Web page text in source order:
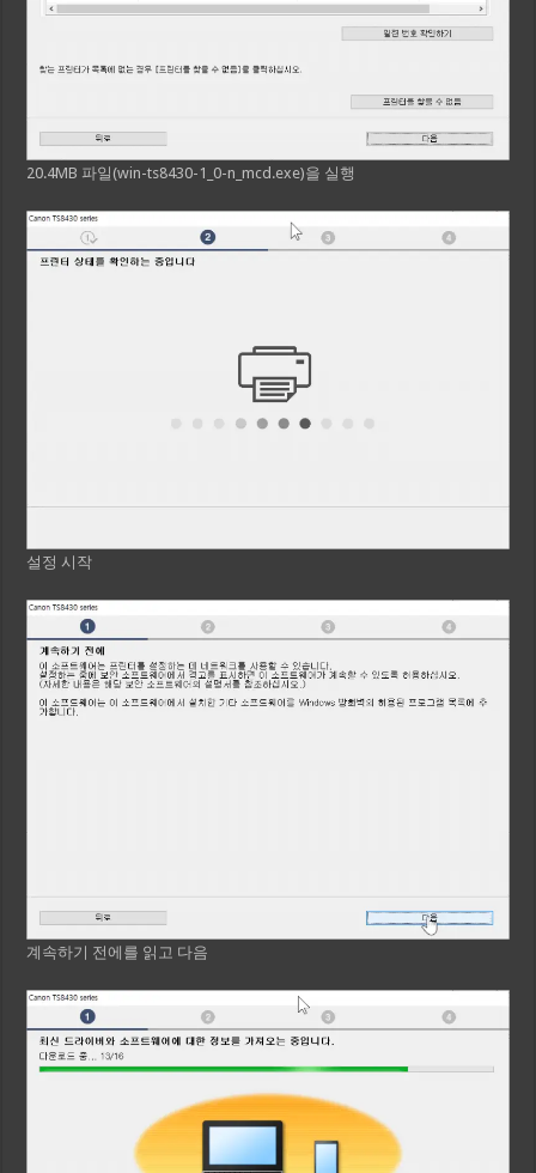
20.4MB 파일(win-ts8430-1_0-n_mcd.exe)을 실행
설정 시작
계속하기 전에를 읽고 다음